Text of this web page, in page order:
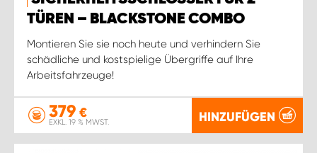
TÜREN – BLACKSTONE COMBO
Montieren Sie sie noch heute und verhindern Sie
schädliche und kostspielige Übergriffe auf Ihre
Arbeitsfahrzeuge!
379 €
EXKL. 19 % MWST. HINZUFÜGEN
WORK SYSTEM STUTTGART